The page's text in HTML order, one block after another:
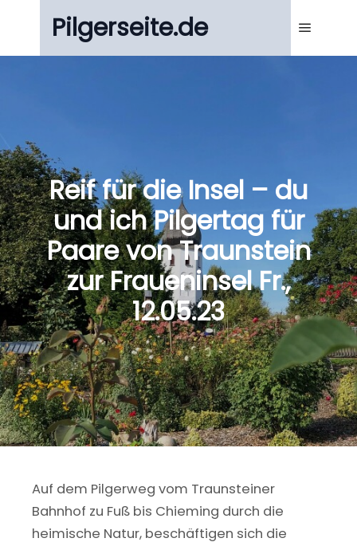
Pilgerseite.de
Reif für die Insel – du
und ich Pilgertag für
Paare von Traunstein
zur Fraueninsel Fr.,
12.05.23
Auf dem Pilgerweg vom Traunsteiner
Bahnhof zu Fuß bis Chieming durch die
heimische Natur, beschäftigen sich die